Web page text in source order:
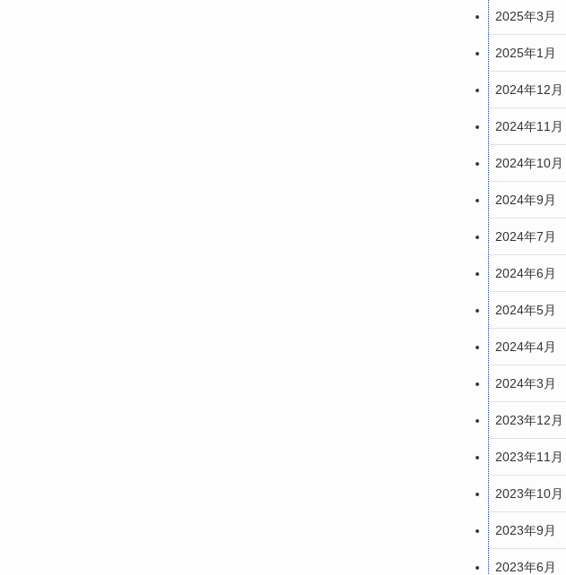
2025年3月
2025年1月
2024年12月
2024年11月
2024年10月
2024年9月
2024年7月
2024年6月
2024年5月
2024年4月
2024年3月
2023年12月
2023年11月
2023年10月
2023年9月
2023年6月